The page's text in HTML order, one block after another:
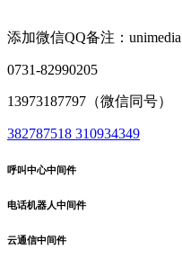
添加微信QQ备注：unimedia
0731-82990205
13973187797（微信同号）
382787518 310934349
呼叫中心中间件
电话机器人中间件
云通信中间件